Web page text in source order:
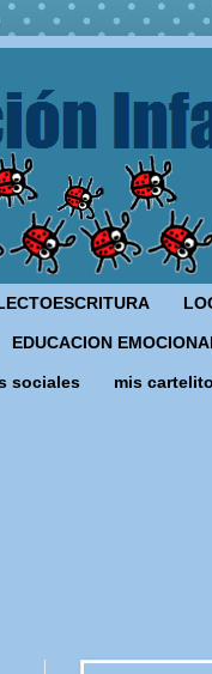
EDUCACION
sociales mis